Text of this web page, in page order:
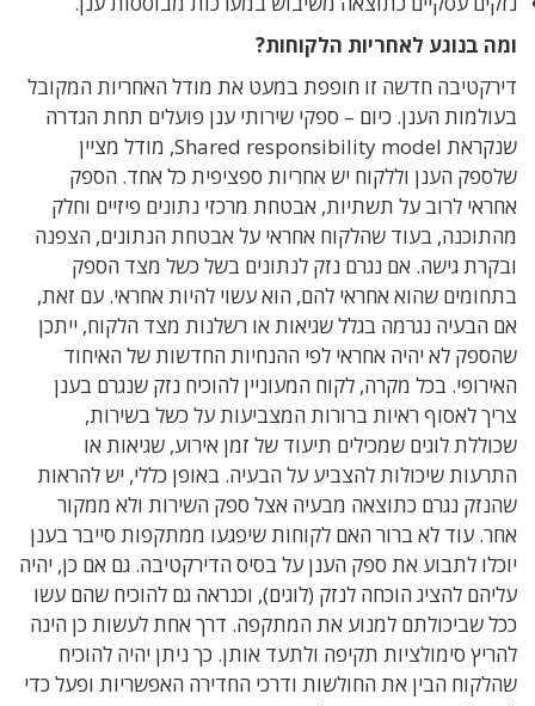
ומה בנוגע לאחריות הלקוחות?
דירקטיבה חדשה זו חופפת במעט את מודל האחריות המקובל
בעולמות הענן. כיום – ספקי שירותי ענן פועלים תחת הגדרה
שנקראת Shared responsibility model, מודל מציין
שלספק הענן וללקוח יש אחריות ספציפית כל אחד. הספק
אחראי לרוב על תשתיות, אבטחת מרכזי נתונים פיזיים וחלק
מהתוכנה, בעוד שהלקוח אחראי על אבטחת הנתונים, הצפנה
ובקרת גישה. אם נגרם נזק לנתונים בשל כשל מצד הספק
בתחומים שהוא אחראי להם, הוא עשוי להיות אחראי. עם זאת,
אם הבעיה נגרמה בגלל שגיאות או רשלנות מצד הלקוח, ייתכן
שהספק לא יהיה אחראי לפי ההנחיות החדשות של האיחוד
האירופי. בכל מקרה, לקוח המעוניין להוכיח נזק שנגרם בענן
צריך לאסוף ראיות ברורות המצביעות על כשל בשירות,
שכוללת לוגים שמכילים תיעוד של זמן אירוע, שגיאות או
התרעות שיכולות להצביע על הבעיה. באופן כללי, יש להראות
שהנזק נגרם כתוצאה מבעיה אצל ספק השירות ולא ממקור
אחר. עוד לא ברור האם לקוחות שיפגעו ממתקפות סייבר בענן
יוכלו לתבוע את ספק הענן על בסיס הדירקטיבה. גם אם כן, יהיה
עליהם להציג הוכחה לנזק (לוגים), וכנראה גם להוכיח שהם עשו
ככל שביכולתם למנוע את המתקפה. דרך אחת לעשות כן הינה
להריץ סימולציות תקיפה ולתעד אותן. כך ניתן יהיה להוכיח
שהלקוח הבין את החולשות ודרכי החדירה האפשריות ופעל כדי